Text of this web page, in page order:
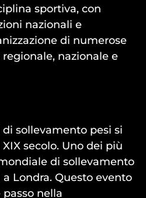
sportiva, con
nazionali e
di numerose
nazionale e
sollevamento pesi si
secolo. Uno dei più
di sollevamento
a Londra. Questo evento
nella